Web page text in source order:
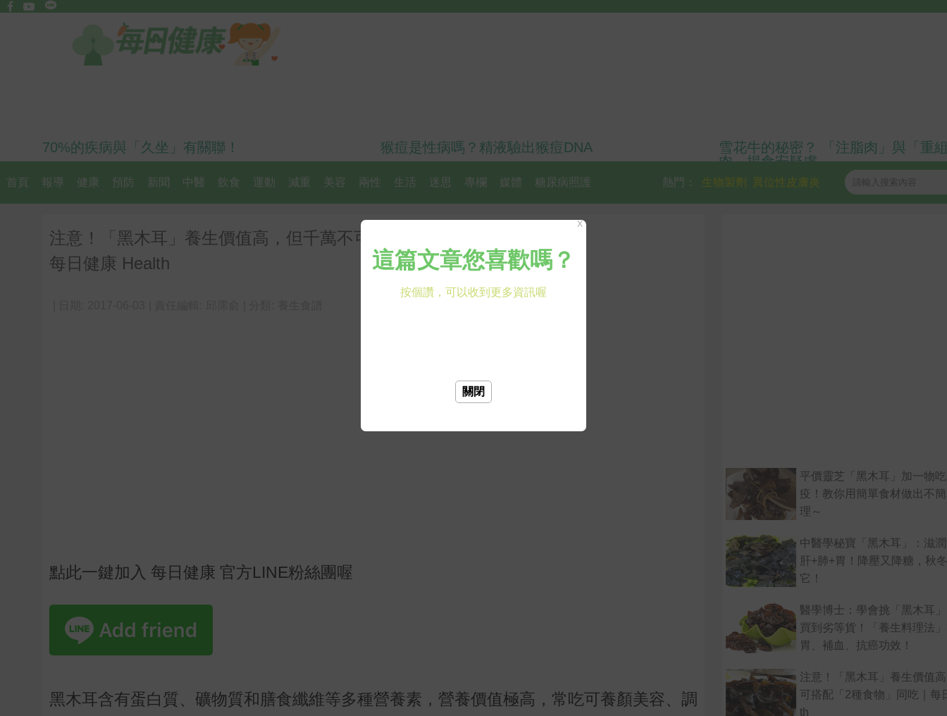
70%的疾病與「久坐」有關聯！ 猴痘是性病嗎？精液驗出猴痘DNA
雪花牛的秘密？ 「注脂肉」與「重
肉」揭食安疑慮
首頁 報導 健康 預防 新聞 中醫 飲食 運動 減重 美容 兩性 生活 迷思 專欄 媒體 糖尿病照護 異位性皮膚炎
生物製劑
熱門：
注意！「黑木耳」養生價值高，但千萬不可搭配「2種食物」同吃｜
每日健康 Health
點此一鍵加入 每日健康 官方LINE粉絲團喔
黑木耳含有蛋白質、礦物質和膳食纖維等多種營養素，營養價值極高，常吃可養顏美容、調
平價靈芝「黑木耳」加一物
疫！教你用簡單食材做出不
理～
中醫學秘寶「黑木耳」：滋
肝+肺+胃！降壓又降糖，秋
它！
醫學博士：學會挑「黑木耳
買到劣等貨！「養生料理法
胃、補血、抗癌功效！
注意！「黑木耳」養生價值
可搭配「2種食物」同吃｜每
th
X
關閉